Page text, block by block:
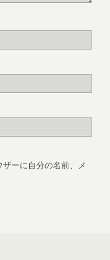
ーに自分の名前、メ